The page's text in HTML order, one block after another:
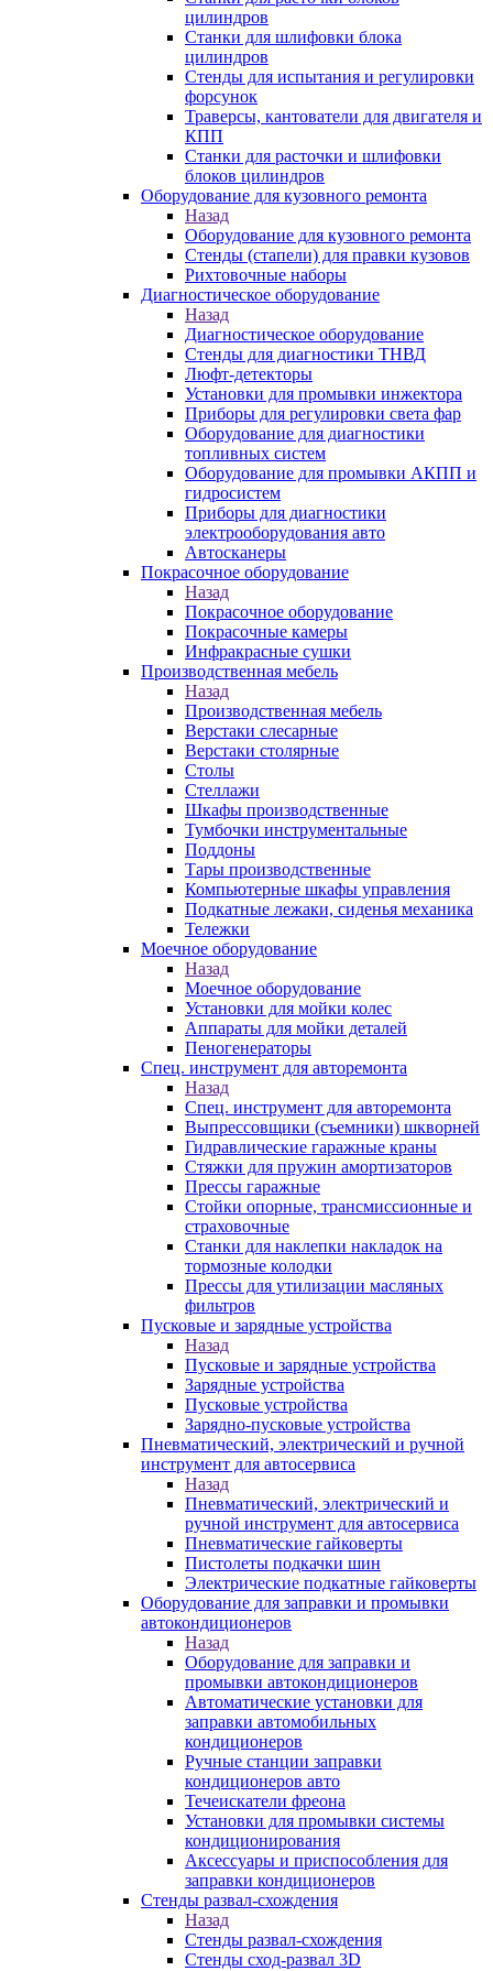
цилиндров
Станки для шлифовки блока
цилиндров
Стенды для испытания и регулировки
форсунок
Траверсы, кантователи для двигателя и
КПП
Станки для расточки и шлифовки
блоков цилиндров
Оборудование для кузовного ремонта
Назад
Оборудование для кузовного ремонта
Стенды (стапели) для правки кузовов
Рихтовочные наборы
Диагностическое оборудование
Назад
Диагностическое оборудование
Стенды для диагностики ТНВД
Люфт-детекторы
Установки для промывки инжектора
Приборы для регулировки света фар
Оборудование для диагностики
топливных систем
Оборудование для промывки АКПП и
гидросистем
Приборы для диагностики
электрооборудования авто
Автосканеры
Покрасочное оборудование
Назад
Покрасочное оборудование
Покрасочные камеры
Инфракрасные сушки
Производственная мебель
Назад
Производственная мебель
Верстаки слесарные
Верстаки столярные
Столы
Стеллажи
Шкафы производственные
Тумбочки инструментальные
Поддоны
Тары производственные
Компьютерные шкафы управления
Подкатные лежаки, сиденья механика
Тележки
Моечное оборудование
Назад
Моечное оборудование
Установки для мойки колес
Аппараты для мойки деталей
Пеногенераторы
Спец. инструмент для авторемонта
Назад
Спец. инструмент для авторемонта
Выпрессовщики (съемники) шкворней
Гидравлические гаражные краны
Стяжки для пружин амортизаторов
Прессы гаражные
Стойки опорные, трансмиссионные и
страховочные
Станки для наклепки накладок на
тормозные колодки
Прессы для утилизации масляных
фильтров
Пусковые и зарядные устройства
Назад
Пусковые и зарядные устройства
Зарядные устройства
Пусковые устройства
Зарядно-пусковые устройства
Пневматический, электрический и ручной
инструмент для автосервиса
Назад
Пневматический, электрический и
ручной инструмент для автосервиса
Пневматические гайковерты
Пистолеты подкачки шин
Электрические подкатные гайковерты
Оборудование для заправки и промывки
автокондиционеров
Назад
Оборудование для заправки и
промывки автокондиционеров
Автоматические установки для
заправки автомобильных
кондиционеров
Ручные станции заправки
кондиционеров авто
Течеискатели фреона
Установки для промывки системы
кондиционирования
Аксессуары и приспособления для
заправки кондиционеров
Стенды развал-схождения
Назад
Стенды развал-схождения
Стенды сход-развал 3D